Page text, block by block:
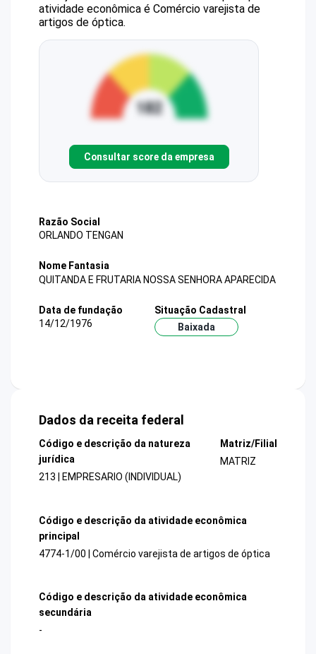
atividade econômica é Comércio varejista de
artigos de óptica.
Consultar score da empresa
Razão Social
ORLANDO TENGAN
Nome Fantasia
QUITANDA E FRUTARIA NOSSA SENHORA APARECIDA
Data de fundação
14/12/1976
Situação Cadastral
Baixada
Dados da receita federal
Código e descrição da natureza
jurídica
213 | EMPRESARIO (INDIVIDUAL)
Matriz/Filial
MATRIZ
Código e descrição da atividade econômica
principal
4774-1/00 | Comércio varejista de artigos de óptica
Código e descrição da atividade econômica
secundária
-